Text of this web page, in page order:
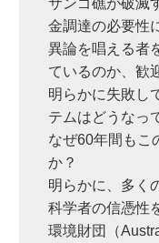
サンゴ礁が破滅
金調達の必要性
異論を唱える者
ているのか、歓
明らかに失敗し
テムはどうなっ
なぜ60年間もこ
か？
明らかに、多く
科学者の信憑性
環境財団（